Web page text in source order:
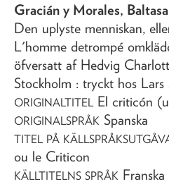
Gracián y Morales,
Den uplyste menniskan,
L'homme detrompé
öfversatt af Hedvig
Stockholm : tryckt hos Lars
ORIGINALTITEL El criticón
ORIGINALSPRÅK Spanska
TITEL PÅ
ou le Criticon
KÄLLTITELNS SPRÅK Franska